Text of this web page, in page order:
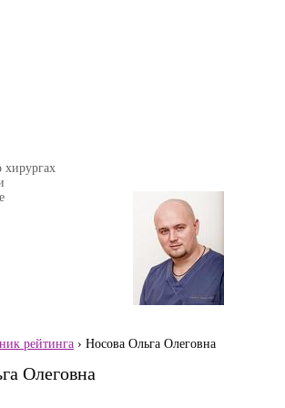
рейтинга › Носова Ольга Олеговна
Олеговна